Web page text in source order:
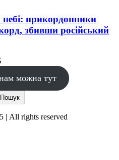
небі: прикордонники
збивши російський
можна тут
Пошук
| All rights reserved